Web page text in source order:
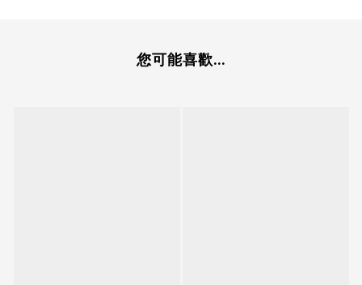
您可能喜歡...